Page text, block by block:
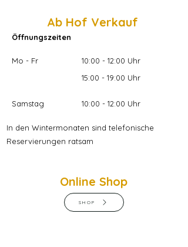
Öffnungszeiten
Mo - Fr
10:00 - 12:00 Uhr
15:00 - 19:00 Uhr
Samstag 10:00 - 12:00 Uhr
In den Wintermonaten sind telefonische
Reservierungen ratsam
SHOP
Ab Hof Verkauf
Online Shop